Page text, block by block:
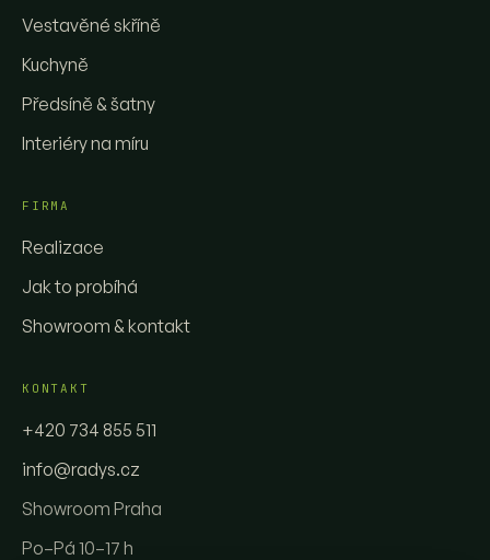
Vestavěné skříně
Kuchyně
Předsíně & šatny
Interiéry na míru
FIRMA
Realizace
Jak to probíhá
Showroom & kontakt
KONTAKT
+420 734 855 511
info@radys.cz
Showroom Praha
Po–Pá 10–17 h